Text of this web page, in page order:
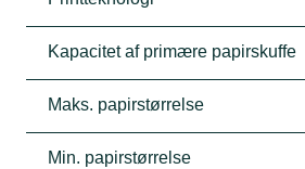
Kapacitet af primære papirskuffe
Maks. papirstørrelse
Min. papirstørrelse